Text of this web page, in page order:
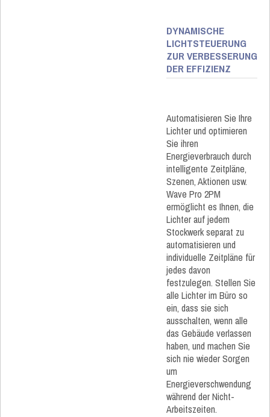
DYNAMISCHE
LICHTSTEUERUNG
ZUR VERBESSERUNG
DER EFFIZIENZ​
Automatisieren Sie Ihre
Lichter und optimieren
Sie ihren
Energieverbrauch durch
intelligente Zeitpläne,
Szenen, Aktionen usw.
Wave Pro 2PM
ermöglicht es Ihnen, die
Lichter auf jedem
Stockwerk separat zu
automatisieren und
individuelle Zeitpläne für
jedes davon
festzulegen. Stellen Sie
alle Lichter im Büro so
ein, dass sie sich
ausschalten, wenn alle
das Gebäude verlassen
haben, und machen Sie
sich nie wieder Sorgen
um
Energieverschwendung
während der Nicht-
Arbeitszeiten.